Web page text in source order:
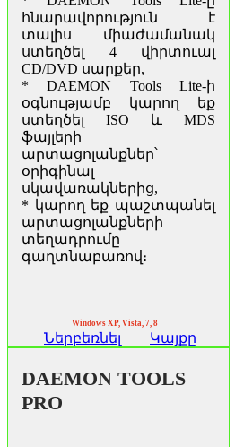
հնարավորություն է
տալիս միաժամանակ
ստեղծել 4 վիրտուալ
CD/DVD սարքեր,
* DAEMON Tools Lite-ի
օգնությամբ կարող եք
ստեղծել ISO և MDS
ֆայլերի
արտացոլանքներ՝
օրիգինալ
սկավառակներից,
* կարող եք պաշտպանել
արտացոլանքների
տեղադրումը
գաղտնաբառով։
Windows XP, Vista, 7, 8
Ներբեռնել Կայքը
DAEMON TOOLS
PRO